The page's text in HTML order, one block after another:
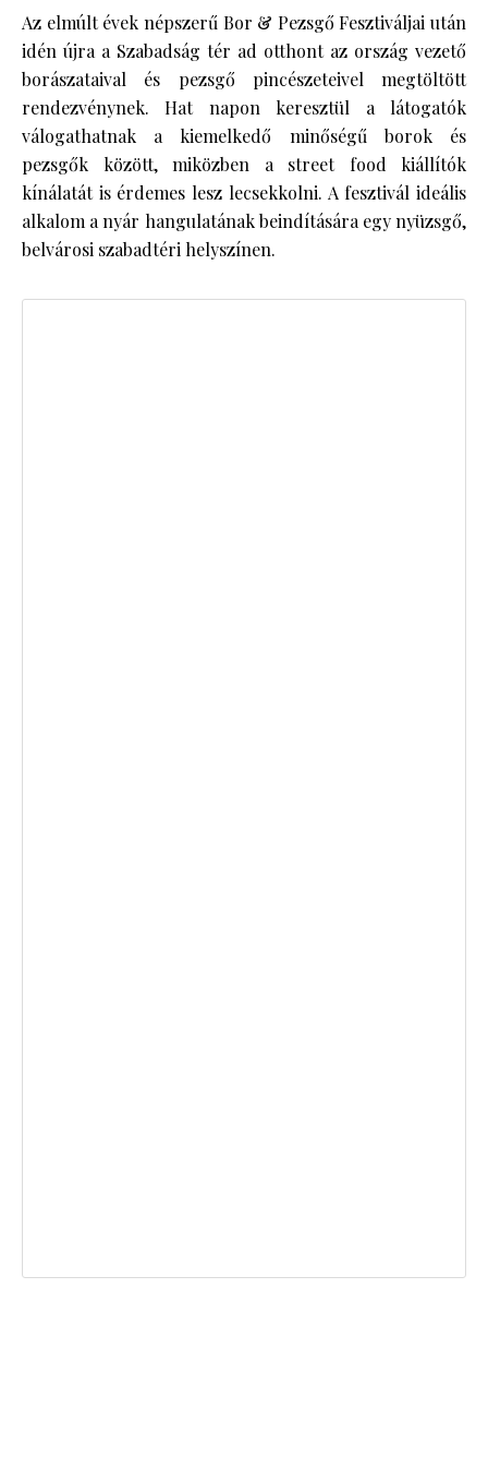
Az elmúlt évek népszerű Bor & Pezsgő Fesztiváljai után
idén újra a Szabadság tér ad otthont az ország vezető
borászataival és pezsgő pincészeteivel megtöltött
rendezvénynek. Hat napon keresztül a látogatók
válogathatnak a kiemelkedő minőségű borok és
pezsgők között, miközben a street food kiállítók
kínálatát is érdemes lesz lecsekkolni. A fesztivál ideális
alkalom a nyár hangulatának beindítására egy nyüzsgő,
belvárosi szabadtéri helyszínen.